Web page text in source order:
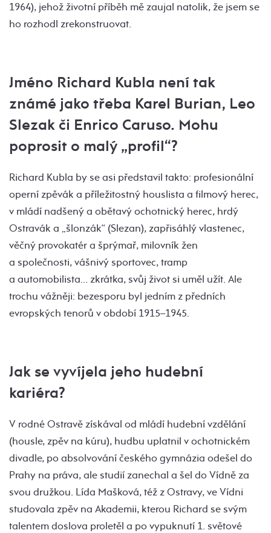
1964), jehož životní příběh mě zaujal natolik, že jsem se
ho rozhodl zrekonstruovat.
Jméno Richard Kubla není tak
známé jako třeba Karel Burian, Leo
Slezak či Enrico Caruso. Mohu
poprosit o malý „profil“?
Richard Kubla by se asi představil takto: profesionální
operní zpěvák a příležitostný houslista a filmový herec,
v mládí nadšený a obětavý ochotnický herec, hrdý
Ostravák a „šlonzák“ (Slezan), zapřisáhlý vlastenec,
věčný provokatér a šprýmař, milovník žen
a společnosti, vášnivý sportovec, tramp
a automobilista… zkrátka, svůj život si uměl užít. Ale
trochu vážněji: bezesporu byl jedním z předních
evropských tenorů v období 1915–1945.
Jak se vyvíjela jeho hudební
kariéra?
V rodné Ostravě získával od mládí hudební vzdělání
(housle, zpěv na kúru), hudbu uplatnil v ochotnickém
divadle, po absolvování českého gymnázia odešel do
Prahy na práva, ale studií zanechal a šel do Vídně za
svou družkou. Lída Mašková, též z Ostravy, ve Vídni
studovala zpěv na Akademii, kterou Richard se svým
talentem doslova proletěl a po vypuknutí 1. světové